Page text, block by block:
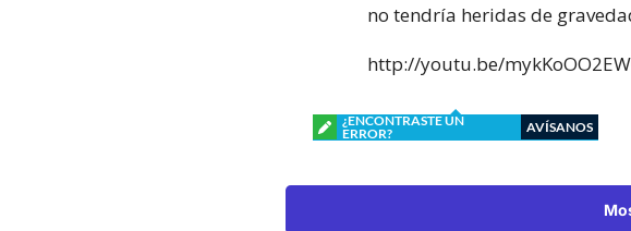
no tendría heridas de
http://youtu.be/
¿ENCONTRASTE UN
ERROR?
AVÍSANOS